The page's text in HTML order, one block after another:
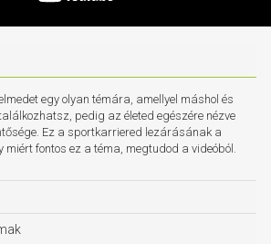
egy olyan témára, amellyel máshol és
pedig az életed egészére nézve
Ez a sportkarriered lezárásának a
miért fontos ez a téma, megtudod a videóból.